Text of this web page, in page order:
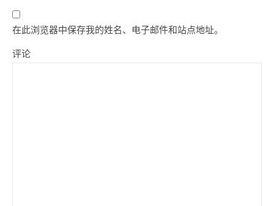
在此浏览器中保存我的姓名、电子邮件和站点地址。
评论